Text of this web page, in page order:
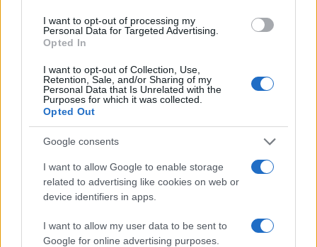
I want to opt-out of processing my
Personal Data for Targeted Advertising.
Opted In
I want to opt-out of Collection, Use,
Retention, Sale, and/or Sharing of my
Personal Data that Is Unrelated with the
Purposes for which it was collected.
Opted Out
Google consents
I want to allow Google to enable storage
related to advertising like cookies on web or
device identifiers in apps.
I want to allow my user data to be sent to
Google for online advertising purposes.
Calangianus, allarme sul centro accoglienza
minori, Albieri: “Episodi gravissimi”
Gallura, finti clienti svuotano le suite: furto da
50mila nel resort
Meteo Olbia 7 agosto, sole e caldo tornano
protagonisti
Test tunnel Olbia: rampe chiuse ancora fino a
fine agosto